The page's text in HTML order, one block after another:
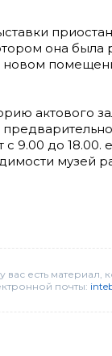
она была
новом
актового
с 9.00 до
музей
вас есть
почты: